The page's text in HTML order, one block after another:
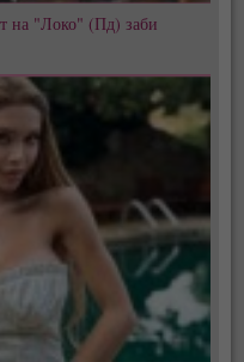
на "Локо" (Пд) заби